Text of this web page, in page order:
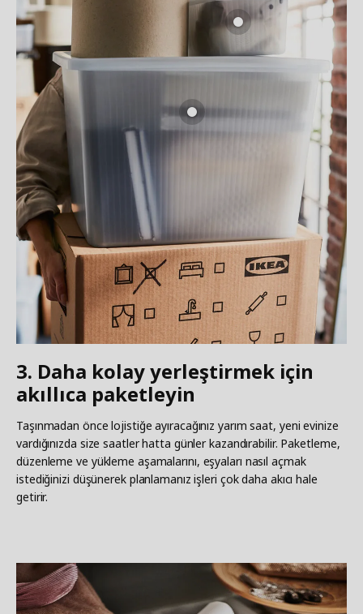
3. Daha kolay yerleştirmek için
akıllıca paketleyin
Taşınmadan önce lojistiğe ayıracağınız yarım saat, yeni evinize
vardığınızda size saatler hatta günler kazandırabilir. Paketleme,
düzenleme ve yükleme aşamalarını, eşyaları nasıl açmak
istediğinizi düşünerek planlamanız işleri çok daha akıcı hale
getirir.